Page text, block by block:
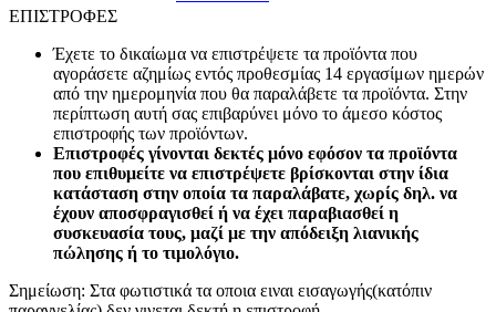
ΕΠΙΣΤΡΟΦΕΣ
Έχετε το δικαίωμα να επιστρέψετε τα προϊόντα που
αγοράσετε αζημίως εντός προθεσμίας 14 εργασίμων ημερών
από την ημερομηνία που θα παραλάβετε τα προϊόντα. Στην
περίπτωση αυτή σας επιβαρύνει μόνο το άμεσο κόστος
επιστροφής των προϊόντων.
Επιστροφές γίνονται δεκτές μόνο εφόσον τα προϊόντα
που επιθυμείτε να επιστρέψετε βρίσκονται στην ίδια
κατάσταση στην οποία τα παραλάβατε, χωρίς δηλ. να
έχουν αποσφραγισθεί ή να έχει παραβιασθεί η
συσκευασία τους, μαζί με την απόδειξη λιανικής
πώλησης ή το τιμολόγιο.
Σημείωση: Στα φωτιστικά τα οποια ειναι εισαγωγής(κατόπιν